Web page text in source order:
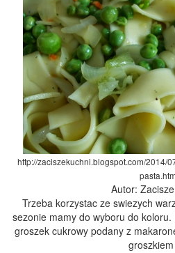
http://zaciszekuchni.blogspot.com/2014/
Autor:
Trzeba korzystac ze swiezych
sezonie mamy do wyboru do
groszek cukrowy podany z